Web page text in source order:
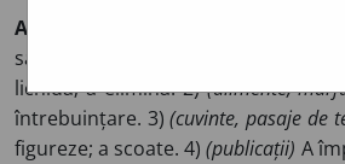
A SUPRIM
să nu mai existe; a face să nu
lichida; a elimina. 2)(alimente,
întrebuințare. 3)(cuvinte, pasaje de
figureze; a scoate. 4)(publicații) A